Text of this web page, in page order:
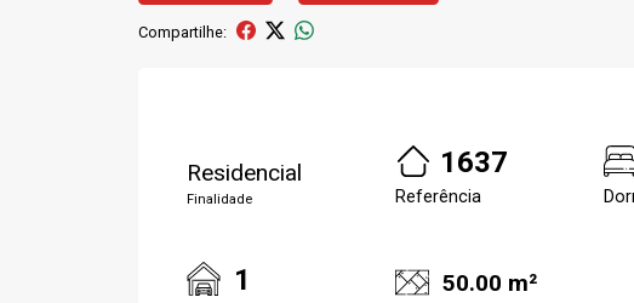
Compartilhe:
Residencial
Finalidade
1637
Referência
1 50.00 m²